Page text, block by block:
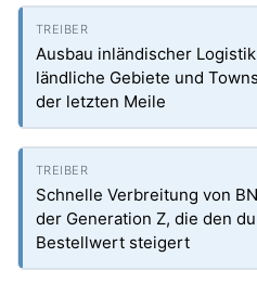
Ausbau inländischer
ländliche Gebiete und
der letzten Meile
Schnelle Verbreitung von
der Generation Z, die den
Bestellwert steigert